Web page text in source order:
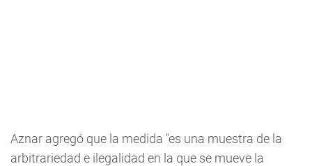
Aznar agregó que la medida "es una muestra de la
arbitrariedad e ilegalidad en la que se mueve la